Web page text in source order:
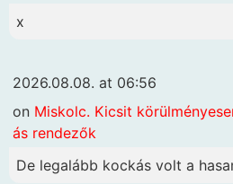
x
2026.08.08. at 06:56
on Miskolc. Kicsit
ás rendezők
De legalább kockás volt a